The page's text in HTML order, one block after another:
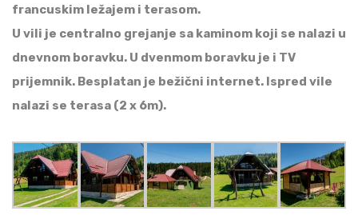
francuskim ležajem i terasom.
U vili je centralno grejanje sa kaminom koji se nalazi u
dnevnom boravku. U dvenmom boravku je i TV
prijemnik. Besplatan je bežični internet. Ispred vile
nalazi se terasa (2 x 6m).